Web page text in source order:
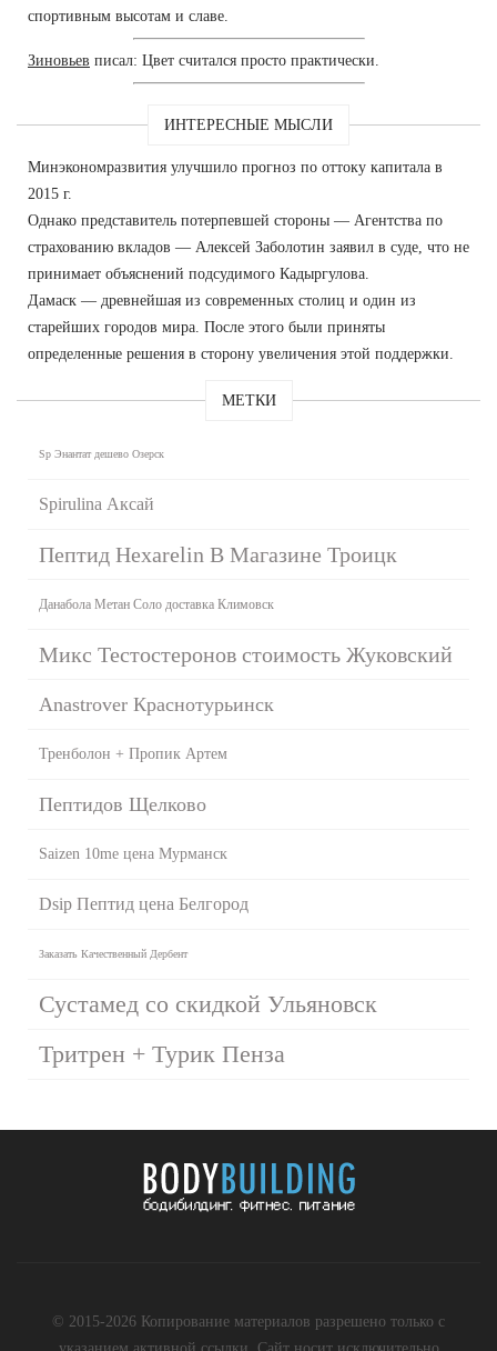
спортивным высотам и славе.
Зиновьев писал: Цвет считался просто практически.
ИНТЕРЕСНЫЕ МЫСЛИ
Минэкономразвития улучшило прогноз по оттоку капитала в
2015 г.
Однако представитель потерпевшей стороны — Агентства по
страхованию вкладов — Алексей Заболотин заявил в суде, что не
принимает объяснений подсудимого Кадыргулова.
Дамаск — древнейшая из современных столиц и один из
старейших городов мира. После этого были приняты
определенные решения в сторону увеличения этой поддержки.
МЕТКИ
Sp Энантат дешево Озерск
Spirulina Аксай
Пептид Hexarelin В Магазине Троицк
Данабола Метан Соло доставка Климовск
Микс Тестостеронов стоимость Жуковский
Anastrover Краснотурьинск
Тренболон + Пропик Артем
Пептидов Щелково
Saizen 10me цена Мурманск
Dsip Пептид цена Белгород
Заказать Качественный Дербент
Сустамед со скидкой Ульяновск
Тритрен + Турик Пенза
© 2015-2026 Копирование материалов разрешено только с